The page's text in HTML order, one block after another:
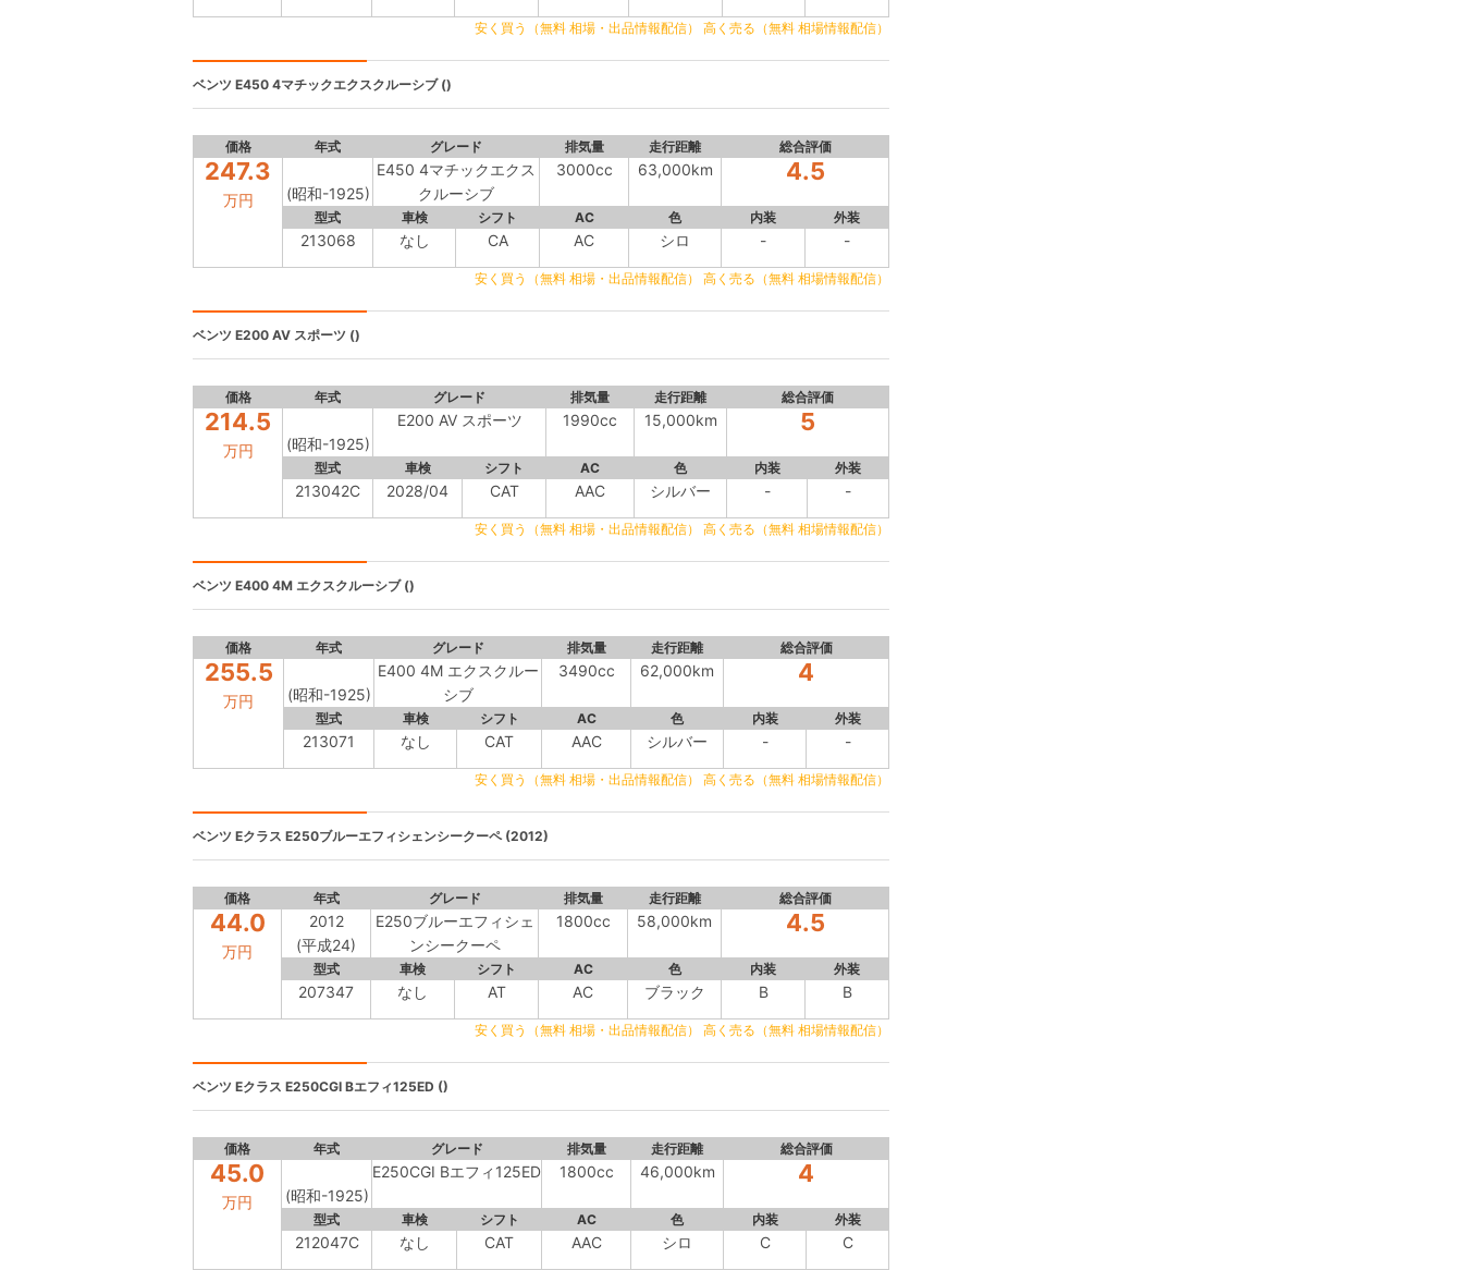
安く買う（無料 相場・出品情報配信） 高く売る（無料 相場情報配信）
ベンツ E450 4マチックエクスクルーシブ ()
価格 年式 グレード 排気量 走行距離 総合評価
247.3
万円 (昭和-1925)
E450 4マチックエクス
クルーシブ
3000cc 63,000km 4.5
型式 車検 シフト AC 色 内装 外装
213068 なし CA AC シロ - -
安く買う（無料 相場・出品情報配信） 高く売る（無料 相場情報配信）
ベンツ E200 AV スポーツ ()
価格 年式 グレード 排気量 走行距離 総合評価
214.5
万円 (昭和-1925)
E200 AV スポーツ 1990cc 15,000km 5
型式 車検 シフト AC 色 内装 外装
213042C 2028/04 CAT AAC シルバー - -
安く買う（無料 相場・出品情報配信） 高く売る（無料 相場情報配信）
ベンツ E400 4M エクスクルーシブ ()
価格 年式 グレード 排気量 走行距離 総合評価
255.5
万円 (昭和-1925)
E400 4M エクスクルー
シブ
3490cc 62,000km 4
型式 車検 シフト AC 色 内装 外装
213071 なし CAT AAC シルバー - -
安く買う（無料 相場・出品情報配信） 高く売る（無料 相場情報配信）
ベンツ Eクラス E250ブルーエフィシェンシークーペ (2012)
価格 年式 グレード 排気量 走行距離 総合評価
44.0
万円
2012
(平成24)
E250ブルーエフィシェ
ンシークーペ
1800cc 58,000km 4.5
型式 車検 シフト AC 色 内装 外装
207347 なし AT AC ブラック B B
安く買う（無料 相場・出品情報配信） 高く売る（無料 相場情報配信）
ベンツ Eクラス E250CGI Bエフィ125ED ()
価格 年式 グレード 排気量 走行距離 総合評価
45.0
万円 (昭和-1925)
E250CGI Bエフィ125ED 1800cc 46,000km 4
型式 車検 シフト AC 色 内装 外装
212047C なし CAT AAC シロ C C